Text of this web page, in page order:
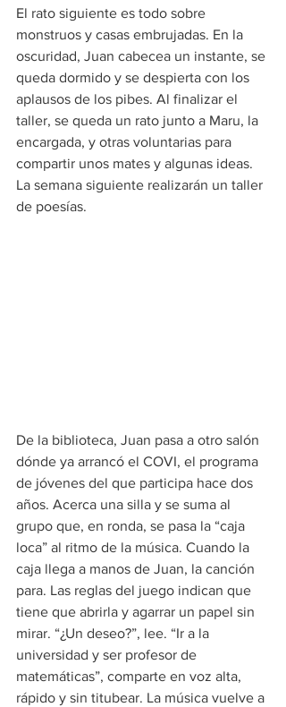
El rato siguiente es todo sobre
monstruos y casas embrujadas. En la
oscuridad, Juan cabecea un instante, se
queda dormido y se despierta con los
aplausos de los pibes. Al finalizar el
taller, se queda un rato junto a Maru, la
encargada, y otras voluntarias para
compartir unos mates y algunas ideas.
La semana siguiente realizarán un taller
de poesías.
De la biblioteca, Juan pasa a otro salón
dónde ya arrancó el COVI, el programa
de jóvenes del que participa hace dos
años. Acerca una silla y se suma al
grupo que, en ronda, se pasa la “caja
loca” al ritmo de la música. Cuando la
caja llega a manos de Juan, la canción
para. Las reglas del juego indican que
tiene que abrirla y agarrar un papel sin
mirar. “¿Un deseo?”, lee. “Ir a la
universidad y ser profesor de
matemáticas”, comparte en voz alta,
rápido y sin titubear. La música vuelve a